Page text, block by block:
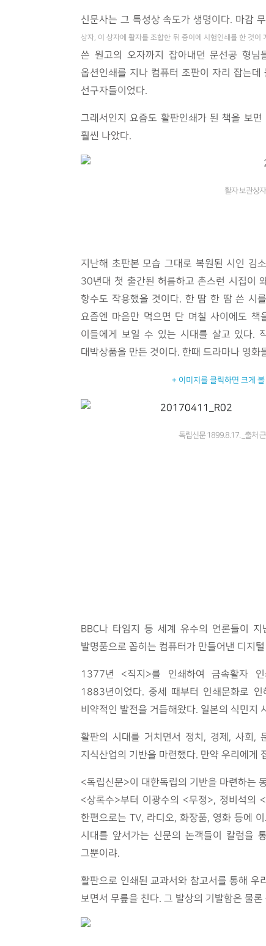
신문사는 그 특성상 속도가 생명이다. 마감
상자, 이 상자에 활자를 조합한 뒤 종이에 시험인쇄를 한 것이
쓴 원고의 오자까지 잡아내던 문선공 형
옵션인쇄를 지나 컴퓨터 조판이 자리 잡는
선구자들이었다.
그래서인지 요즘도 활판인쇄가 된 책을 보
훨씬 나았다.
활자 보관상
지난해 초판본 모습 그대로 복원된 시인 김
30년대 첫 출간된 허름하고 촌스런 시집이
향수도 작용했을 것이다. 한 땀 한 땀 쓴 시
요즘엔 마음만 먹으면 단 며칠 사이에도
이들에게 보일 수 있는 시대를 살고 있다.
대박상품을 만든 것이다. 한때 드라마나 영
+ 이미지를 클릭하면 크게
독립신문 1899.8.17. _출처
BBC나 타임지 등 세계 유수의 언론들이
발명품으로 꼽히는 컴퓨터가 만들어낸 디지
1377년 <직지>를 인쇄하여 금속활자
1883년이었다. 중세 때부터 인쇄문화로
비약적인 발전을 거듭해왔다. 일본의 식민지
활판의 시대를 거치면서 정치, 경제, 사회,
지식산업의 기반을 마련했다. 만약 우리에게
<독립신문>이 대한독립의 기반을 마련하는
<상록수>부터 이광수의 <무정>, 정비석의
한편으로는 TV, 라디오, 화장품, 영화 등에
시대를 앞서가는 신문의 논객들이 칼럼을
그뿐이랴.
활판으로 인쇄된 교과서와 참고서를 통해 우
보면서 무릎을 친다. 그 발상의 기발함은 물